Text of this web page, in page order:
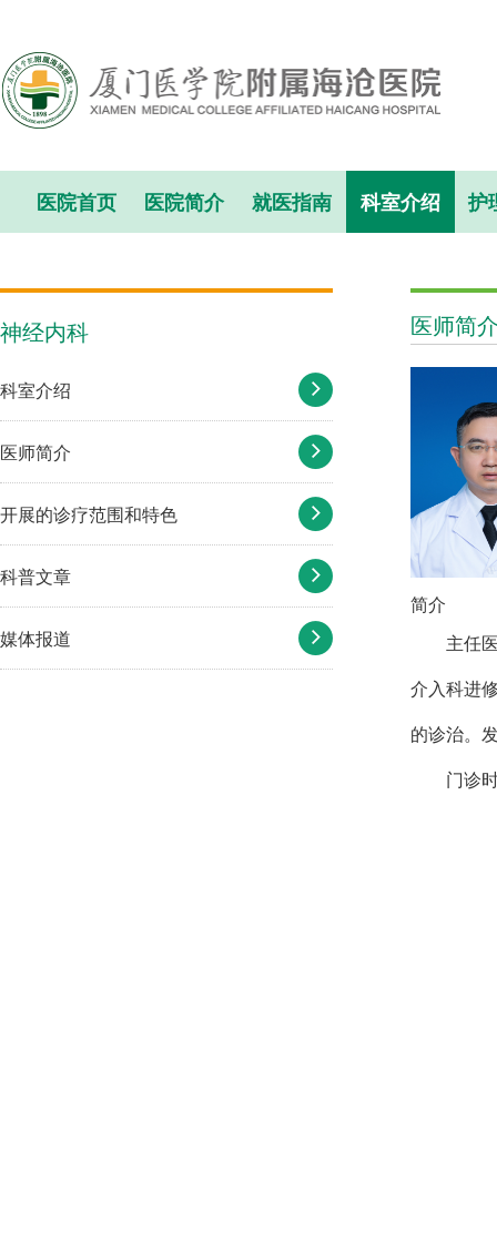
医院首页 医院简介 就医指南 科室介绍 护
医师简
简介
主任
介入科进
的诊治。
门诊
神经内科
科室介绍
医师简介
开展的诊疗范围和特色
科普文章
媒体报道